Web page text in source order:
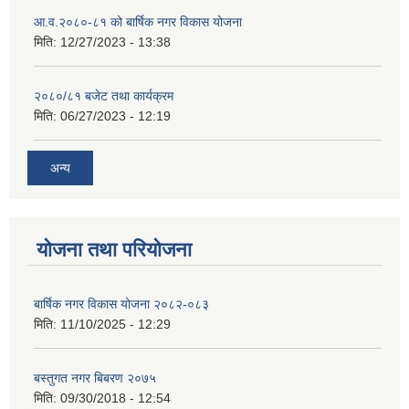
आ.व.२०८०-८१ को बार्षिक नगर विकास योजना
मिति: 12/27/2023 - 13:38
२०८०/८१ बजेट तथा कार्यक्रम
मिति: 06/27/2023 - 12:19
अन्य
योजना तथा परियोजना
बार्षिक नगर विकास योजना २०८२-०८३
मिति: 11/10/2025 - 12:29
बस्तुगत नगर बिबरण २०७५
मिति: 09/30/2018 - 12:54